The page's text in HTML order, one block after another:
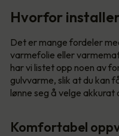
Hvorfor
Det er mange fordeler
varmefolie eller
har vi listet opp noen av
gulvvarme, slik at du kan
lønne seg å velge akkurat
Komfortabel